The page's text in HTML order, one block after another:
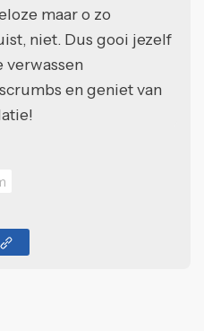
maar o zo
niet. Dus gooi jezelf
verwassen
en geniet van